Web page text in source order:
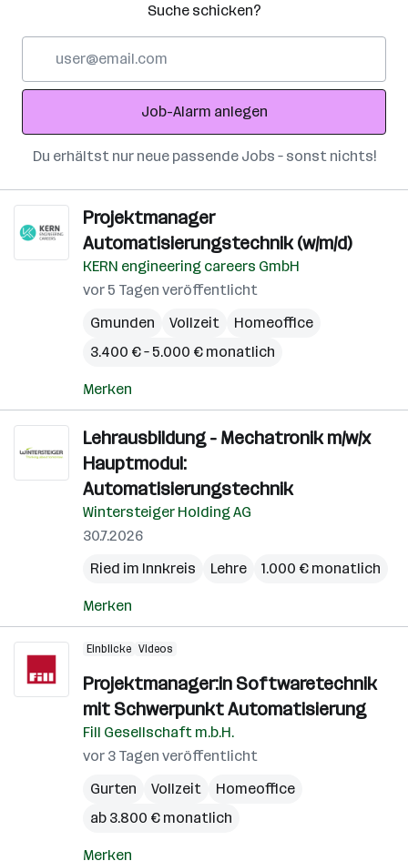
Suche schicken?
Adresse
Job-Alarm anlegen
Du erhältst nur neue passende Jobs – sonst nichts!
Projektmanager
Automatisierungstechnik (w/m/d)
KERN engineering careers GmbH
vor 5 Tagen veröffentlicht
Gmunden
Vollzeit
Homeoffice
3.400 € – 5.000 € monatlich
Merken
Lehrausbildung - Mechatronik m/w/x
Hauptmodul:
Automatisierungstechnik
Wintersteiger Holding AG
30.7.2026
Ried im Innkreis
Lehre 1.000 € monatlich
Merken
Einblicke Videos
Projektmanager:in Softwaretechnik
mit Schwerpunkt Automatisierung
Fill Gesellschaft m.b.H.
vor 3 Tagen veröffentlicht
Gurten
Vollzeit
Homeoffice
ab 3.800 € monatlich
Merken